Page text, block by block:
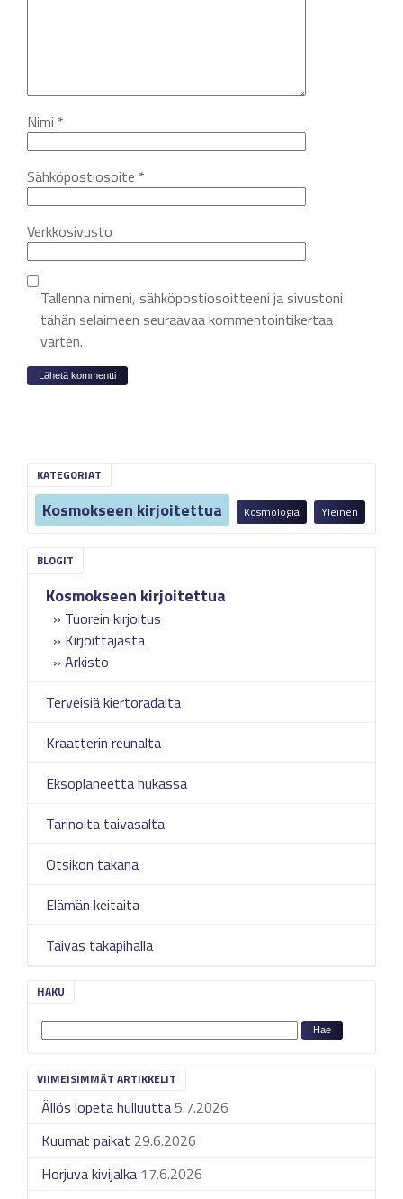
KATEGORIAT
Kosmokseen kirjoitettua Kosmologia Yleinen
Kosmokseen kirjoitettua
Tuorein kirjoitus
Kirjoittajasta
Arkisto
Terveisiä kiertoradalta
Kraatterin reunalta
Eksoplaneetta hukassa
Tarinoita taivasalta
Otsikon takana
Elämän keitaita
Taivas takapihalla
HAKU
VIIMEISIMMÄT ARTIKKELIT
Ällös lopeta hulluutta5.7.2026
Kuumat paikat 29.6.2026
Horjuva kivijalka 17.6.2026
Nimi *
Sähköpostiosoite *
Verkkosivusto
Tallenna nimeni, sähköpostiosoitteeni ja sivustoni
tähän selaimeen seuraavaa kommentointikertaa
varten.